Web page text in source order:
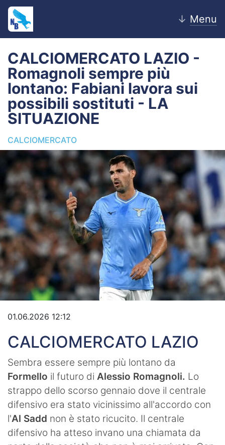
↓ Menu
Home
News
Editoriale
Pagelle
Settore Giovanile
Lazio Women
Calciomercato
Video
CALCIOMERCATO LAZIO -
Romagnoli sempre più
lontano: Fabiani lavora sui
possibili sostituti - LA
SITUAZIONE
CALCIOMERCATO
01.06.2026 12:12
CALCIOMERCATO LAZIO
Sembra essere sempre più lontano da
Formello il futuro di Alessio Romagnoli. Lo
strappo dello scorso gennaio dove il centrale
difensivo era stato vicinissimo all'accordo con
l'Al Sadd non è stato ricucito. Il centrale
difensivo ha atteso invano una chiamata da